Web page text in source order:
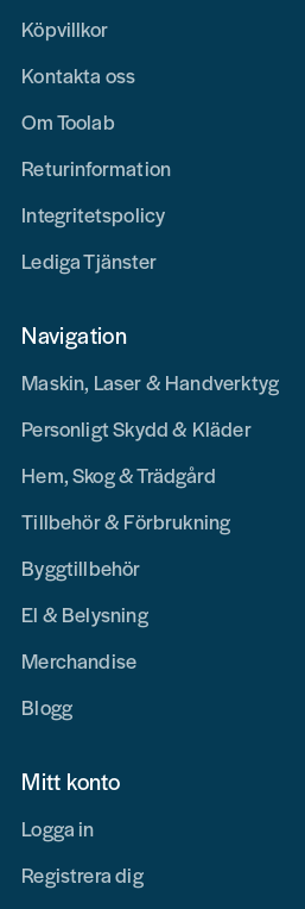
Köpvillkor
Kontakta oss
Om Toolab
Returinformation
Integritetspolicy
Lediga Tjänster
Navigation
Maskin, Laser & Handverktyg
Personligt Skydd & Kläder
Hem, Skog & Trädgård
Tillbehör & Förbrukning
Byggtillbehör
El & Belysning
Merchandise
Blogg
Mitt konto
Logga in
Registrera dig